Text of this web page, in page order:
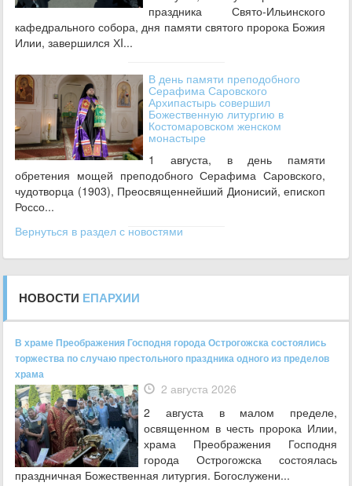
праздника Свято-Ильинского
кафедрального собора, дня памяти святого пророка Божия
Илии, завершился ХI...
В день памяти преподобного
Серафима Саровского
Архипастырь совершил
Божественную литургию в
Костомаровском женском
монастыре
1 августа, в день памяти
обретения мощей преподобного Серафима Саровского,
чудотворца (1903), Преосвященнейший Дионисий, епископ
Россо...
Вернуться в раздел с новостями
НОВОСТИ ЕПАРХИИ
В храме Преображения Господня города Острогожска состоялись
торжества по случаю престольного праздника одного из пределов
храма
2 августа 2026
2 августа в малом пределе,
освященном в честь пророка Илии,
храма Преображения Господня
города Острогожска состоялась
праздничная Божественная литургия. Богослужени...